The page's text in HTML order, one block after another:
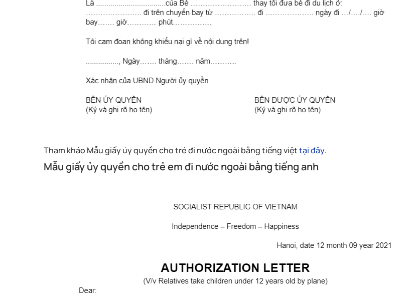
Tham khảo Mẫu giấy ủy quyền cho trẻ đi nước ngoài bằng tiếng việttại đây.
Mẫu giấy ủy quyền cho trẻ em đi nước ngoài bằng tiếng anh